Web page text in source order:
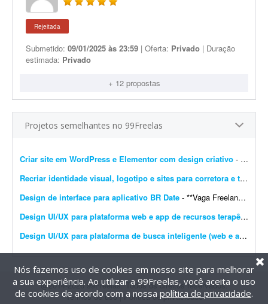
Rejeitada
Submetido: 09/01/2025 às 23:59 | Oferta: Privado | Duração
estimada: Privado
+ 12 propostas
Projetos semelhantes no 99Freelas
Criar site em WordPress e Elementor com design criativo - Descrição do Projeto: Olá! Estou procurando um(a) web designer freelancer para desenvolver o website de um projeto simples voltado para ensinamentos, desenvolvimento pessoal e...
Recriar identidade visual, logotipo e sites para corretora e transportadora
Design de interface para aplicativo BR Date - **Vaga Freelancer - Web Designer** Estamos em busca de um(a) **Web Designer Freelancer** criativo(a) e comprometido(a) para desenvolver layouts modernos e funcionais para projetos web. Projeto pa...
Design UI/UX para plataforma web e app de recursos terapêuticos infantis
Design UI/UX para plataforma de busca inteligente (web e app)
@2014-2026 99Freelas. Todos os direitos reservados.
Termos de uso| Política de privacidade
Nós fazemos uso de cookies em nosso site para melhorar
a sua experiência. Ao utilizar a 99Freelas, você aceita o uso
de cookies de acordo com a nossa política de privacidade.